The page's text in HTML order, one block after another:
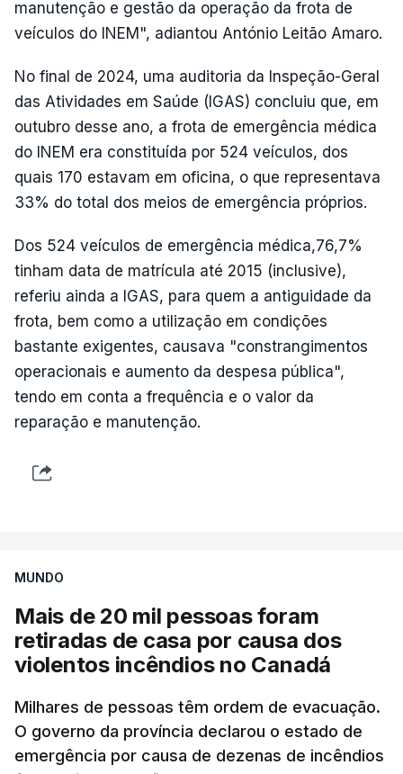
manutenção e gestão da operação da frota de
veículos do INEM", adiantou António Leitão Amaro.
No final de 2024, uma auditoria da Inspeção-Geral
das Atividades em Saúde (IGAS) concluiu que, em
outubro desse ano, a frota de emergência médica
do INEM era constituída por 524 veículos, dos
quais 170 estavam em oficina, o que representava
33% do total dos meios de emergência próprios.
Dos 524 veículos de emergência médica,76,7%
tinham data de matrícula até 2015 (inclusive),
referiu ainda a IGAS, para quem a antiguidade da
frota, bem como a utilização em condições
bastante exigentes, causava "constrangimentos
operacionais e aumento da despesa pública",
tendo em conta a frequência e o valor da
reparação e manutenção.
MUNDO
Mais de 20 mil pessoas foram
retiradas de casa por causa dos
violentos incêndios no Canadá
Milhares de pessoas têm ordem de evacuação.
O governo da província declarou o estado de
emergência por causa de dezenas de incêndios